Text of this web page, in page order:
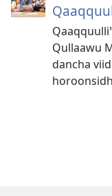
Qullaawu
dancha